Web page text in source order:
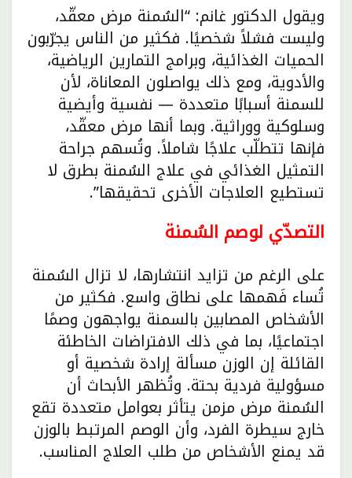
ويقول الدكتور غانم: “السُمنة مرض معقّد،
وليست فشلاً شخصيًا. فكثير من الناس يجرّبون
الحميات الغذائية، وبرامج التمارين الرياضية،
والأدوية، ومع ذلك يواصلون المعاناة، لأن
للسمنة أسبابًا متعددة — نفسية وأيضية
وسلوكية ووراثية. وبما أنها مرض معقّد،
فإنها تتطلّب علاجًا شاملاً. وتُسهم جراحة
التمثيل الغذائي في علاج السُمنة بطرق لا
تستطيع العلاجات الأخرى تحقيقها”.
التصدّي لوصم السُمنة
على الرغم من تزايد انتشارها، لا تزال السُمنة
تُساء فَهمها على نطاق واسع. فكثير من
الأشخاص المصابين بالسمنة يواجهون وصمًا
اجتماعيًا، بما في ذلك الافتراضات الخاطئة
القائلة إن الوزن مسألة إرادة شخصية أو
مسؤولية فردية بحتة. وتُظهر الأبحاث أن
السُمنة مرض مزمن يتأثر بعوامل متعددة تقع
خارج سيطرة الفرد، وأن الوصم المرتبط بالوزن
قد يمنع الأشخاص من طلب العلاج المناسب.